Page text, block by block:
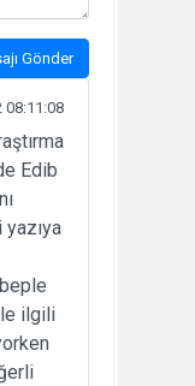
Gönder
08:11:08
Edib
ilgili